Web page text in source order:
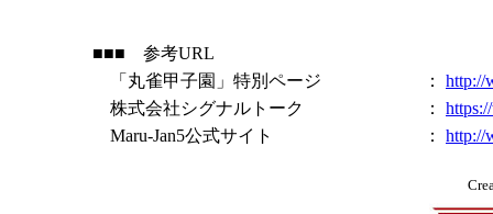
■■■ 参考URL
「丸雀甲子園」特別ページ
：
http://
株式会社シグナルトーク
：
Maru-Jan5公式サイト
： http://